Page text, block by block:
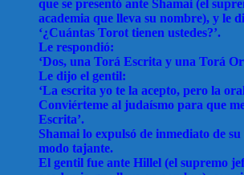
que se presentó ante Shamai (el
academia que lleva su nombre), y le
‘¿Cuántas Torot tienen ustedes?’.
Le respondió:
‘Dos, una Torá Escrita y una Torá
Le dijo el gentil:
‘La escrita yo te la acepto, pero la
Conviérteme al judaísmo para que
Escrita’.
Shamai lo expulsó de inmediato de su
modo tajante.
El gentil fue ante Hillel (el supremo